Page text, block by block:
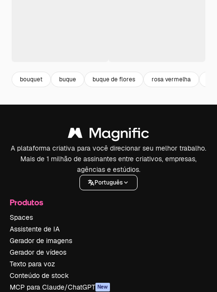
bouquet buque buque de flores rosa vermelha
A plataforma criativa para você direcionar seu melhor trabalho.
Mais de 1 milhão de assinantes entre criativos, empresas,
agências e estúdios.
Português
Produtos
Spaces
Assistente de IA
Gerador de imagens
Gerador de vídeos
Texto para voz
Conteúdo de stock
MCP para Claude/ChatGPT New